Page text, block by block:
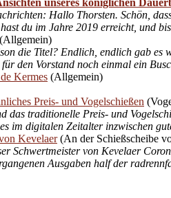
unseres königlichen
Hallo Thorsten. Schön,
du im Jahre 2019 erreicht, und
(Allgemein)
die Titel? Endlich, endlich gab es
den Vorstand noch einmal ein
Kermes (Allgemein)
Preis- und Vogelschießen (
das traditionelle Preis- und
im digitalen Zeitalter inzwischen
Kevelaer (An der Schießscheibe
Schwertmeister von Kevelaer
Ausgaben half der